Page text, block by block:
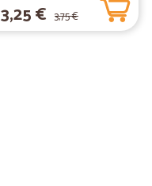
3,25 € 3,75 €